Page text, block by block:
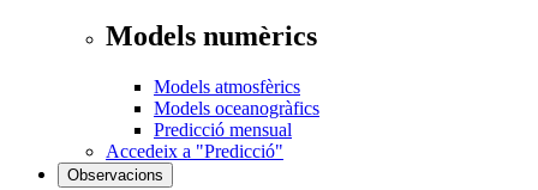
Models numèrics
Models atmosfèrics
Models oceanogràfics
Predicció mensual
Accedeix a "Predicció"
Observacions